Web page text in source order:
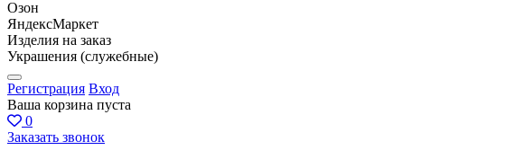
Озон
ЯндексМаркет
Изделия на заказ
Украшения (служебные)
Регистрация Вход
Ваша корзина пуста
0
Заказать звонок